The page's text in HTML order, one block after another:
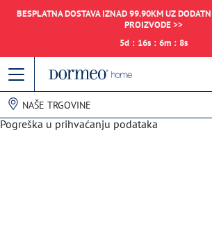
BESPLATNA DOSTAVA IZNAD 99.90KM UZ
PROIZVODE >>
5d : 16s : 6m : 8s
NAŠE TRGOVINE
Pogreška u prihvaćanju podataka